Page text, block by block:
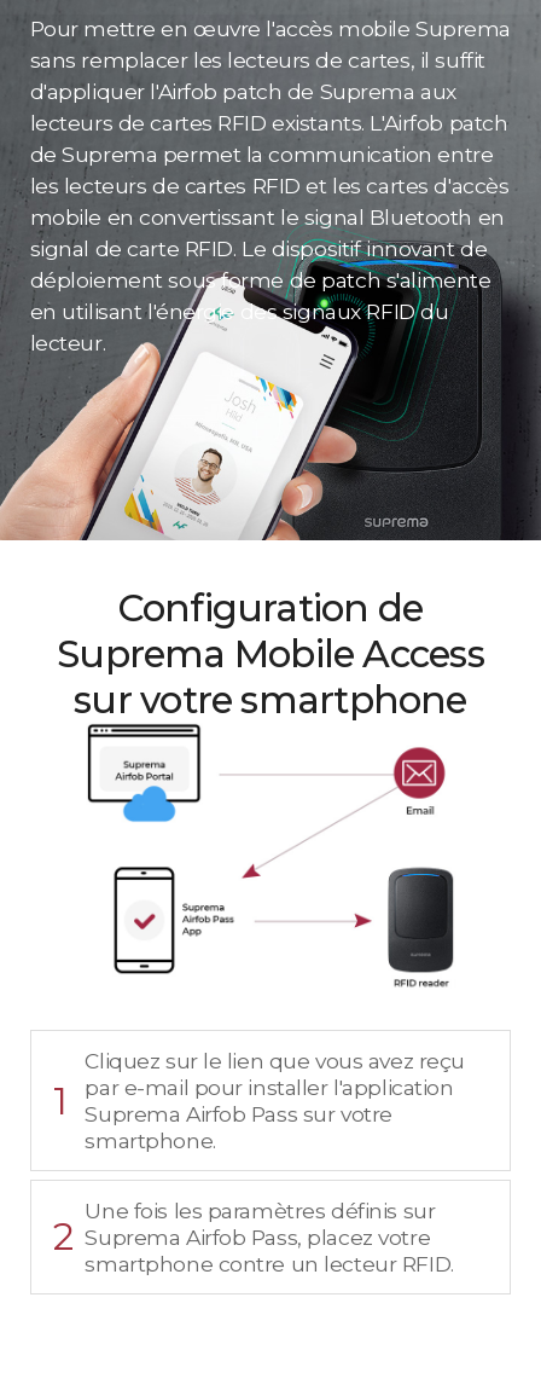
Pour mettre en œuvre l'accès mobile Suprema
sans remplacer les lecteurs de cartes, il suffit
d'appliquer l'Airfob patch de Suprema aux
lecteurs de cartes RFID existants. L'Airfob patch
de Suprema permet la communication entre
les lecteurs de cartes RFID et les cartes d'accès
mobile en convertissant le signal Bluetooth en
signal de carte RFID. Le dispositif innovant de
déploiement sous forme de patch s'alimente
en utilisant l'énergie des signaux RFID du
lecteur.
Configuration de
Suprema Mobile Access
sur votre smartphone
1
Cliquez sur le lien que vous avez reçu
par e-mail pour installer l'application
Suprema Airfob Pass sur votre
smartphone.
2
Une fois les paramètres définis sur
Suprema Airfob Pass, placez votre
smartphone contre un lecteur RFID.